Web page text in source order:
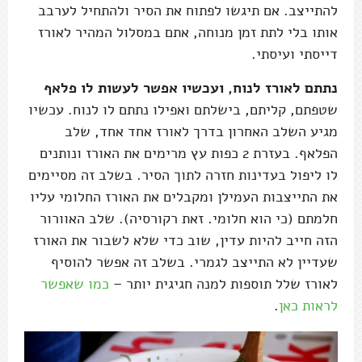
להתייצב. אם תיגשו לפתוח את הסיר ולהתחיל לערבב
אותו בלי לתת זמן מנוחה, אתם במסלול המהיר לאורז
דייסתי ועיסתי.
נתתם לאורז לנוח, ועכשיו אפשר לעשות לו פלאף
שטפתם, קליתם, בישלתם ואפילו נתתם לו לנוח. עכשיו
מגיע השלב האחרון בדרך לאורז אחד אחד, שלב
הפלאף. בעזרת 2 כפות עץ מרימים את האורז ונותנים
לו ליפול בעדינות חזרה לתוך הסיר. בשלב זה מסיימים
את התייצבות העמילן ומקבלים את האורז החלומי עליו
חלמתם (כי הוא חלומי. זאת רקורסיה). שלב האוורור
הזה חייב להיות עדין, שוב כדי שלא לשבור את האורז
שעדיין לא התייצב לגמרי. בשלב זה אפשר להוסיף
לאורז שלל תוספות למנה חגיגית יותר – כמו שאפשר
לראות כאן.